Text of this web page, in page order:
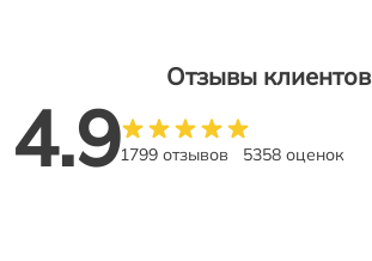
Отзывы клиентов
4.91799 отзывов 5358 оценок